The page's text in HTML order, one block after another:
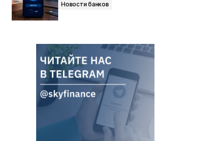
Новости банков